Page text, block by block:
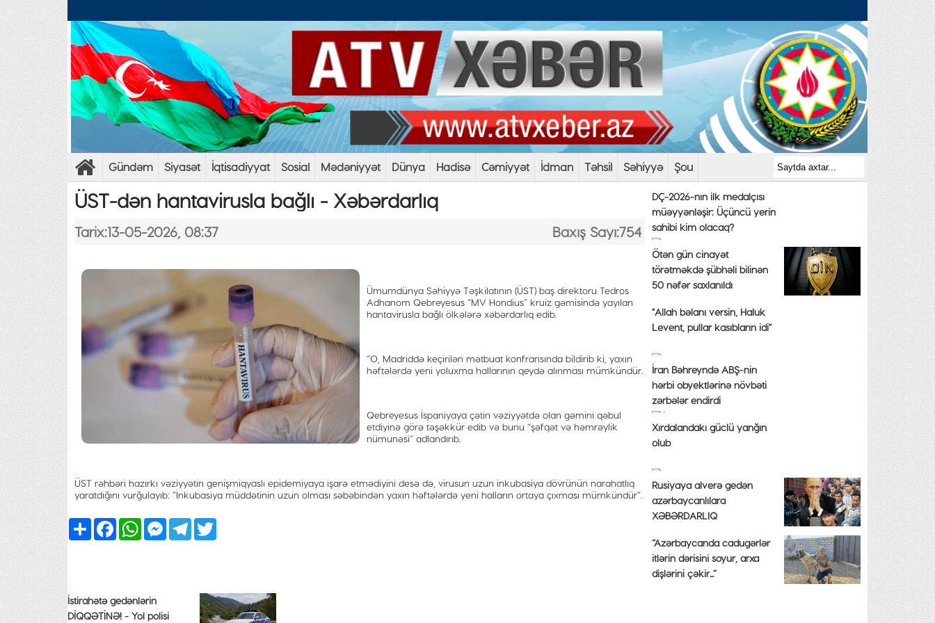
Gündəm Siyasət İqtisadiyyat Sosial Mədəniyyət Dünya Hadisə Cəmiyyət İdman Təhsil Səhiyyə Şou
ÜST-dən hantavirusla bağlı - Xəbərdarlıq
Tarix:13-05-2026, 08:37 Baxış Sayı:754
Ümumdünya Səhiyyə Təşkilatının (ÜST) baş direktoru Tedros
Adhanom Qebreyesus “MV Hondius” kruiz gəmisində yayılan
hantavirusla bağlı ölkələrə xəbərdarlıq edib.
“O, Madriddə keçirilən mətbuat konfransında bildirib ki, yaxın
həftələrdə yeni yoluxma hallarının qeydə alınması mümkündür.
Qebreyesus İspaniyaya çətin vəziyyətdə olan gəmini qəbul
etdiyinə görə təşəkkür edib və bunu “şəfqət və həmrəylik
nümunəsi” adlandırıb.
ÜST rəhbəri hazırkı vəziyyətin genişmiqyaslı epidemiyaya işarə etmədiyini desə də, virusun uzun inkubasiya dövrünün narahatlıq
yaratdığını vurğulayıb: “İnkubasiya müddətinin uzun olması səbəbindən yaxın həftələrdə yeni halların ortaya çıxması mümkündür”.
ShareFacebookWhatsApp
Messenger
Telegram
DÇ-2026-nın ilk medalçısı
müəyyənləşir: Üçüncü yerin
sahibi kim olacaq?
Ötən gün cinayət
törətməkdə şübhəli bilinən
50 nəfər saxlanıldı
"Allah bəlanı versin, Haluk
Levent, pullar kasıbların idi"
İran Bəhreyndə ABŞ-nin
hərbi obyektlərinə növbəti
zərbələr endirdi
Xırdalandakı güclü yanğın
olub
Rusiyaya alverə gedən
azərbaycanlılara
XƏBƏRDARLIQ
“Azərbaycanda cadugərlər
itlərin dərisini soyur, arxa
dişlərini çəkir...”
İstirahətə gedənlərin
DİQQƏTİNƏ! - Yol polisi